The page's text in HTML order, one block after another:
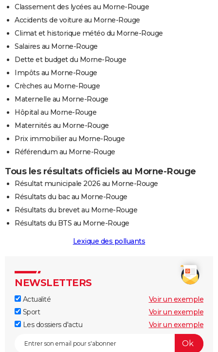
Classement des lycées au Morne-Rouge
Accidents de voiture au Morne-Rouge
Climat et historique météo du Morne-Rouge
Salaires au Morne-Rouge
Dette et budget du Morne-Rouge
Impôts au Morne-Rouge
Crèches au Morne-Rouge
Maternelle au Morne-Rouge
Hôpital au Morne-Rouge
Maternités au Morne-Rouge
Prix immobilier au Morne-Rouge
Référendum au Morne-Rouge
Tous les résultats officiels au Morne-Rouge
Résultat municipale 2026 au Morne-Rouge
Résultats du bac au Morne-Rouge
Résultats du brevet au Morne-Rouge
Résultats du BTS au Morne-Rouge
Lexique des polluants
NEWSLETTERS
Actualité
Voir un exemple
Sport
Voir un exemple
Les dossiers d'actu
Voir un exemple